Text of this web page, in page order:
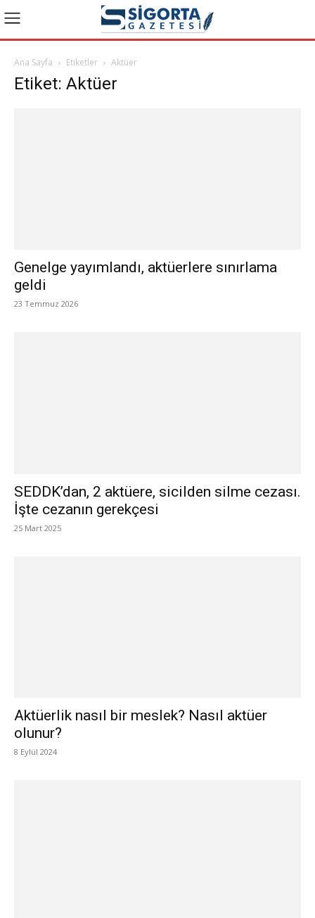
Ana Sayfa Etiketler Aktüer
Etiket: Aktüer
Genelge yayımlandı, aktüerlere sınırlama
geldi
23 Temmuz 2026
SEDDK’dan, 2 aktüere, sicilden silme cezası.
İşte cezanın gerekçesi
25 Mart 2025
Aktüerlik nasıl bir meslek? Nasıl aktüer
olunur?
8 Eylül 2024